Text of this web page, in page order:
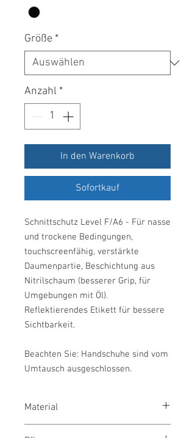
Größe *
Anzahl *
In den Warenkorb
Sofortkauf
Schnittschutz Level F/A6 - Für nasse
und trockene Bedingungen,
touchscreenfähig, verstärkte
Daumenpartie, Beschichtung aus
Nitrilschaum (besserer Grip, für
Umgebungen mit Öl).
Reflektierendes Etikett für bessere
Sichtbarkeit.
Beachten Sie: Handschuhe sind vom
Umtausch ausgeschlossen.
Material